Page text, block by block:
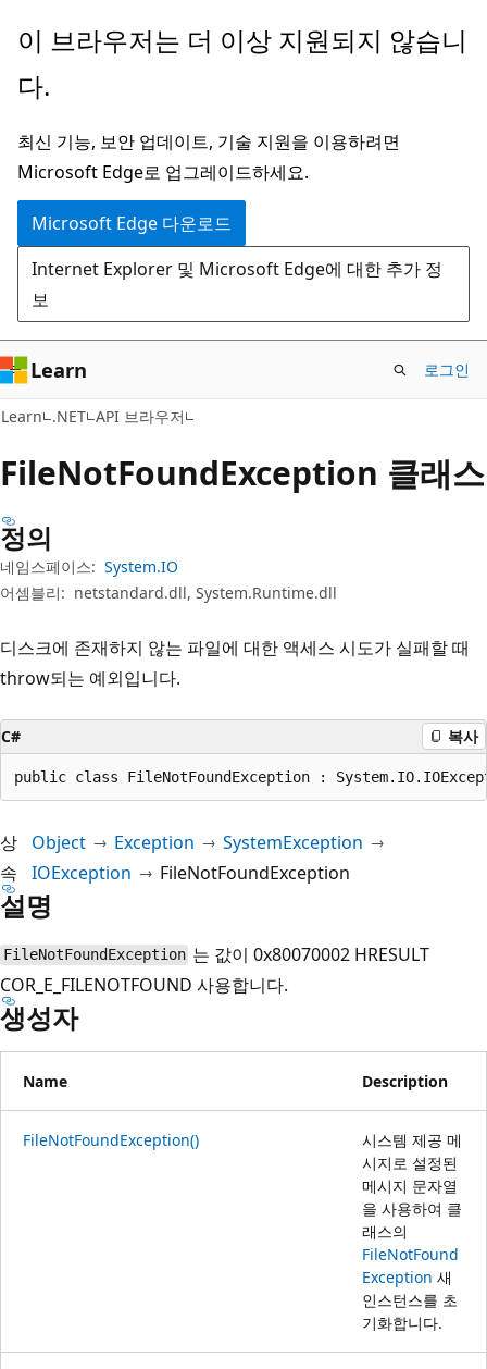
주
콘
츠
로
건
너
뛰
기
페
지
탐
색
으
로
건
너
뛰
기
이 브라우저는 더 이상 지원되지 않습니
다.
최신 기능, 보안 업데이트, 기술 지원을 이용하려면
Microsoft Edge로 업그레이드하세요.
Microsoft Edge 다운로드
Internet Explorer 및 Microsoft Edge에 대한 추가 정
보
Learn 로그인
Learn .NET API 브라우저
FileNotFoundException 클래스
정의
네임스페이스: System.IO
어셈블리: netstandard.dll, System.Runtime.dll
디스크에 존재하지 않는 파일에 대한 액세스 시도가 실패할 때
throw되는 예외입니다.
C# 복사
public class FileNotFoundException :
상
속
Object Exception
SystemException
IOException
FileNotFoundException
설명
FileNotFoundException 는 값이 0x80070002 HRESULT
COR_E_FILENOTFOUND 사용합니다.
생성자
Name Description
FileNotFoundException()
시스템 제공 메
시지로 설정된
메시지 문자열
을 사용하여 클
래스의
FileNotFound
Exception 새
인스턴스를 초
기화합니다.